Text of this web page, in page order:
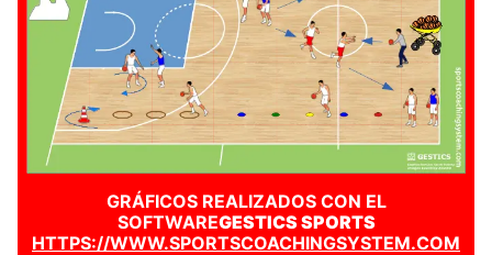
GRÁFICOS REALIZADOS CON EL
SOFTWAREGESTICS SPORTS
HTTPS://WWW.SPORTSCOACHINGSYSTEM.COM